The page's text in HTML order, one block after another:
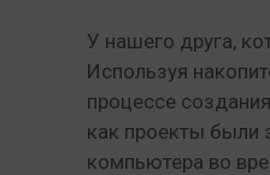
У нашего друга,
Используя
процессе
как проекты были
компьютера во